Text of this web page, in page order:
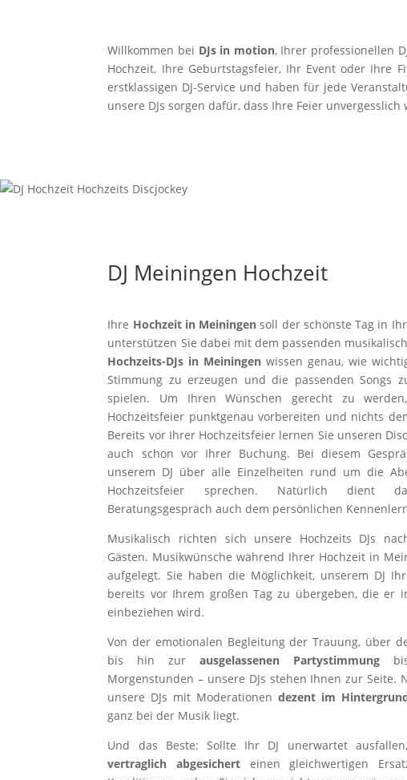
Willkommen bei DJs in motion, Ihrer professionellen
Hochzeit, Ihre Geburtstagsfeier, Ihr Event oder Ihre
erstklassigen DJ-Service und haben für jede
unsere DJs sorgen dafür, dass Ihre Feier unvergesslich
DJ Meiningen Hochzeit
Ihre Hochzeit in Meiningen soll der schönste Tag in
unterstützen Sie dabei mit dem passenden
Hochzeits-DJs in Meiningen wissen genau, wie
Stimmung zu erzeugen und die passenden Songs
spielen. Um Ihren Wünschen gerecht zu
Hochzeitsfeier punktgenau vorbereiten und nichts
Bereits vor Ihrer Hochzeitsfeier lernen Sie unseren
auch schon vor Ihrer Buchung. Bei diesem
unserem DJ über alle Einzelheiten rund um die
Hochzeitsfeier sprechen. Natürlich dient
Beratungsgespräch auch dem persönlichen
Musikalisch richten sich unsere Hochzeits DJs
Gästen. Musikwünsche während Ihrer Hochzeit in
aufgelegt. Sie haben die Möglichkeit, unserem DJ
bereits vor Ihrem großen Tag zu übergeben, die er
einbeziehen wird.
Von der emotionalen Begleitung der Trauung, über
bis hin zurausgelassenen Partystimmung
Morgenstunden – unsere DJs stehen Ihnen zur Seite.
unsere DJs mit Moderationendezent im
ganz bei der Musik liegt.
Und das Beste: Sollte Ihr DJ unerwartet
vertraglich abgesichert einen gleichwertigen